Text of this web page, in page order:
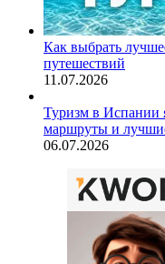
Как выбрать
путешествий
11.07.2026
Туризм в Испании
маршруты и
06.07.2026